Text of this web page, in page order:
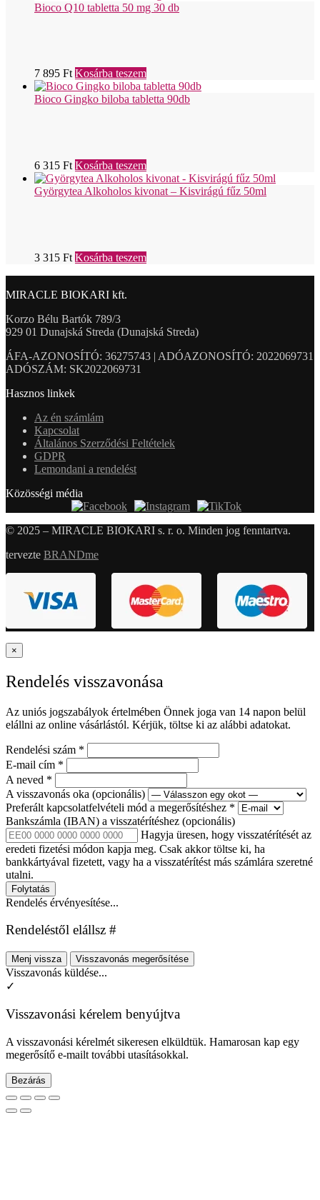
Bioco Q10 tabletta 50 mg 30 db
7 895 Ft Kosárba teszem
Bioco Gingko biloba tabletta 90db
6 315 Ft Kosárba teszem
Györgytea Alkoholos kivonat – Kisvirágú fűz 50ml
3 315 Ft Kosárba teszem
MIRACLE BIOKARI kft.
Korzo Bélu Bartók 789/3
929 01 Dunajská Streda (Dunajská Streda)
ÁFA-AZONOSÍTÓ: 36275743 | ADÓAZONOSÍTÓ: 2022069731
ADÓSZÁM: SK2022069731
Hasznos linkek
Az én számlám
Kapcsolat
Általános Szerződési Feltételek
GDPR
Lemondani a rendelést
Közösségi média
© 2025 – MIRACLE BIOKARI s. r. o. Minden jog fenntartva.
tervezte BRANDme
×
Rendelés visszavonása
Az uniós jogszabályok értelmében Önnek joga van 14 napon belül
elállni az online vásárlástól. Kérjük, töltse ki az alábbi adatokat.
Rendelési szám *
E-mail cím *
A neved *
A visszavonás oka (opcionális)
Preferált kapcsolatfelvételi mód a megerősítéshez *
Bankszámla (IBAN) a visszatérítéshez (opcionális)
Hagyja üresen, hogy visszatérítését az
eredeti fizetési módon kapja meg. Csak akkor töltse ki, ha
bankkártyával fizetett, vagy ha a visszatérítést más számlára szeretné
utalni.
Folytatás
Rendelés érvényesítése...
Rendeléstől elállsz #
Menj vissza Visszavonás megerősítése
Visszavonás küldése...
✓
Visszavonási kérelem benyújtva
A visszavonási kérelmét sikeresen elküldtük. Hamarosan kap egy
megerősítő e-mailt további utasításokkal.
Bezárás